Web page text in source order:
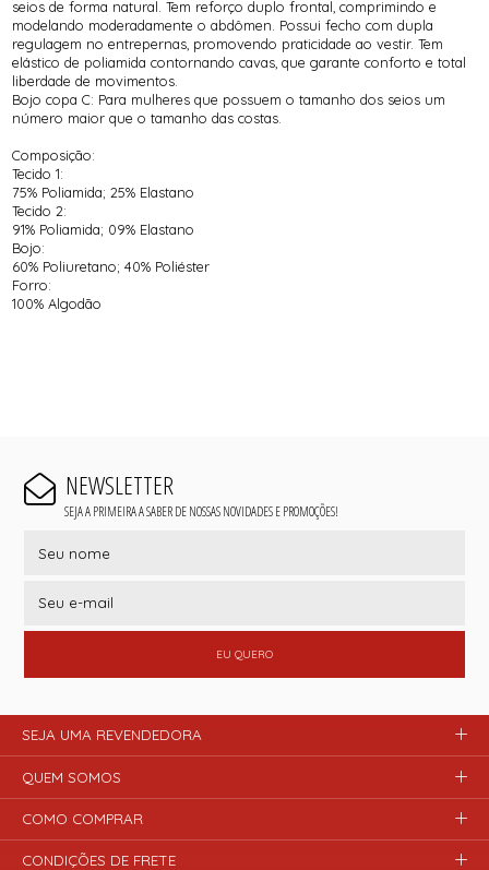
seios de forma natural. Tem reforço duplo frontal, comprimindo e
modelando moderadamente o abdômen. Possui fecho com dupla
regulagem no entrepernas, promovendo praticidade ao vestir. Tem
elástico de poliamida contornando cavas, que garante conforto e total
liberdade de movimentos.
Bojo copa C: Para mulheres que possuem o tamanho dos seios um
número maior que o tamanho das costas.
Composição:
Tecido 1:
75% Poliamida; 25% Elastano
Tecido 2:
91% Poliamida; 09% Elastano
Bojo:
60% Poliuretano; 40% Poliéster
Forro:
100% Algodão
NEWSLETTER
SEJA A PRIMEIRA A SABER DE NOSSAS NOVIDADES E PROMOÇÕES!
EU QUERO
SEJA UMA REVENDEDORA
QUEM SOMOS
COMO COMPRAR
CONDIÇÕES DE FRETE